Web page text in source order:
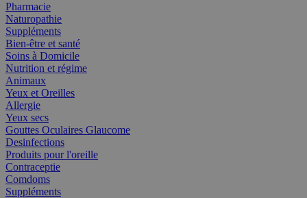
Pharmacie
Naturopathie
Suppléments
Bien-être et santé
Soins à Domicile
Nutrition et régime
Animaux
Yeux et Oreilles
Allergie
Yeux secs
Gouttes Oculaires Glaucome
Desinfections
Produits pour l'oreille
Contraceptie
Comdoms
Suppléments